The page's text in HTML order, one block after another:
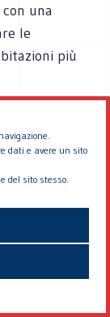
dati e avere un sito
del sito stesso.
una
le
più
ad
del
fronte
corsie